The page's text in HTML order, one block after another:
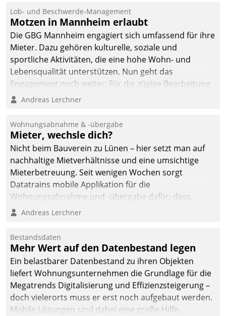
Lob- und Beschwerde-Management
Motzen in Mannheim erlaubt
Die GBG Mannheim engagiert sich umfassend für ihre
Mieter. Dazu gehören kulturelle, soziale und
sportliche Aktivitäten, die eine hohe Wohn- und
Lebensqualität unterstützen. Nun geht das
Engagement noch weiter: Für die zügige Bearbeitung
von Beschwerden – oder Lob – richtet das
und Beschwerde-Management einen eigenen Kanal
ein.
Andreas Lerchner
Wohnungsabnahme & -übergabe
Mieter, wechsle dich?
Nicht beim Bauverein zu Lünen – hier setzt man auf
nachhaltige Mietverhältnisse und eine umsichtige
Mieterbetreuung. Seit wenigen Wochen sorgt
Datatrains mobile Applikation für die
Wohnungsabnahme und -übergabe dafür, dass
Mieter wohlgeordnet kommen und, so es sein muss,
Andreas Lerchner
Bestandsdaten
Mehr Wert auf den Datenbestand legen
Ein belastbarer Datenbestand zu ihren Objekten
liefert Wohnungsunternehmen die Grundlage für die
Megatrends Digitalisierung und Effizienzsteigerung –
doch vielerorts muss er erst noch aufgebaut werden.
Mobile Lösungen sind dabei eine große Hilfe.